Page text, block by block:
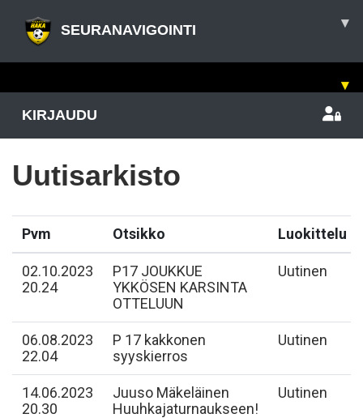
SEURANAVIGOINTI ▾
▾
KIRJAUDU
Uutisarkisto
Pvm Otsikko Luokittelu
02.10.2023
20.24
P17 JOUKKUE
YKKÖSEN KARSINTA
OTTELUUN
Uutinen
06.08.2023
22.04
P 17 kakkonen
syyskierros
Uutinen
14.06.2023
20.30
Juuso Mäkeläinen
Huuhkajaturnaukseen!
Uutinen